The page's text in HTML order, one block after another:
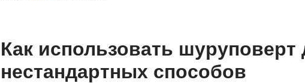
Как использовать шуруповерт
нестандартных способов